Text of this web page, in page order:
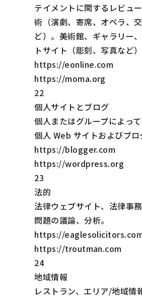
テイメントに関するレビュ
術（演劇、寄席、オペラ、
ど）。美術館、ギャラリー
トサイト（彫刻、写真など
https://eonline.com
https://moma.org
22
個人サイトとブログ
個人またはグループによっ
個人 Web サイトおよびブロ
https://blogger.com
https://wordpress.org
23
法的
法律ウェブサイト、法律事
問題の議論、分析。
https://
https://troutman.com
24
地域情報
レストラン、エリア/地域情